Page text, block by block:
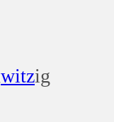
witzig